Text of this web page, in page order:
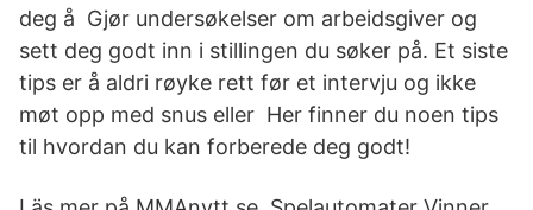
deg å Gjør undersøkelser om arbeidsgiver og
sett deg godt inn i stillingen du søker på. Et siste
tips er å aldri røyke rett før et intervju og ikke
møt opp med snus eller Her finner du noen tips
til hvordan du kan forberede deg godt!